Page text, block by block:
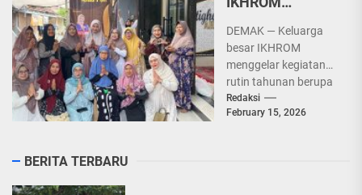
AKSI Indosiar
2025
DEMAK — Keluarga
besar IKHROM
menggelar kegiatan
rutin tahunan berupa
ziarah dan kirim do'a
ke makam almarhum
Redaksi
February 15, 2026
BERITA TERBARU